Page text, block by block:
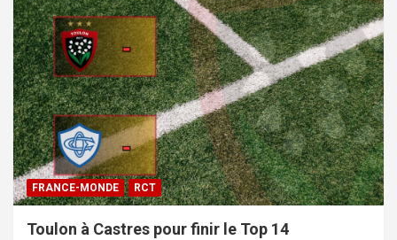
FRANCE-MONDE RCT
Toulon à Castres pour finir le Top 14